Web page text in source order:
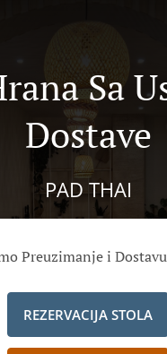
Sa
Dostave
PAD THAI
Preuzimanje i
REZERVACIJA STOLA